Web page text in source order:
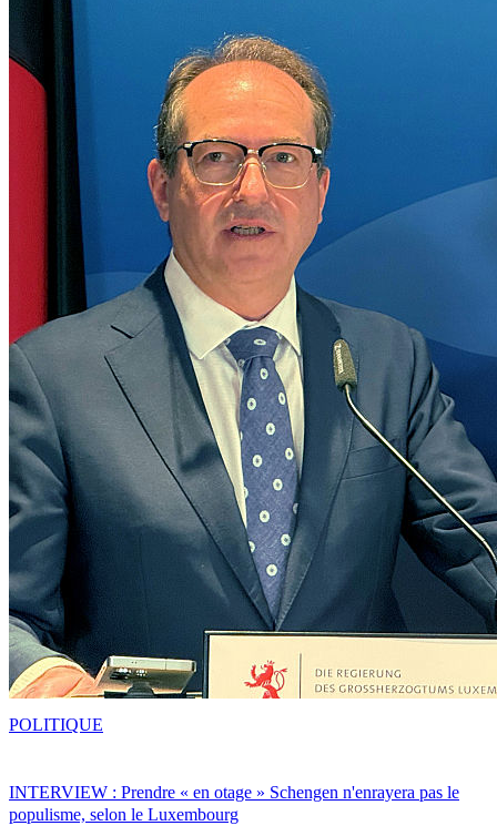
INTERVIEW : Prendre « en otage » Schengen n'enrayera pas le
populisme, selon le Luxembourg
POLITIQUE